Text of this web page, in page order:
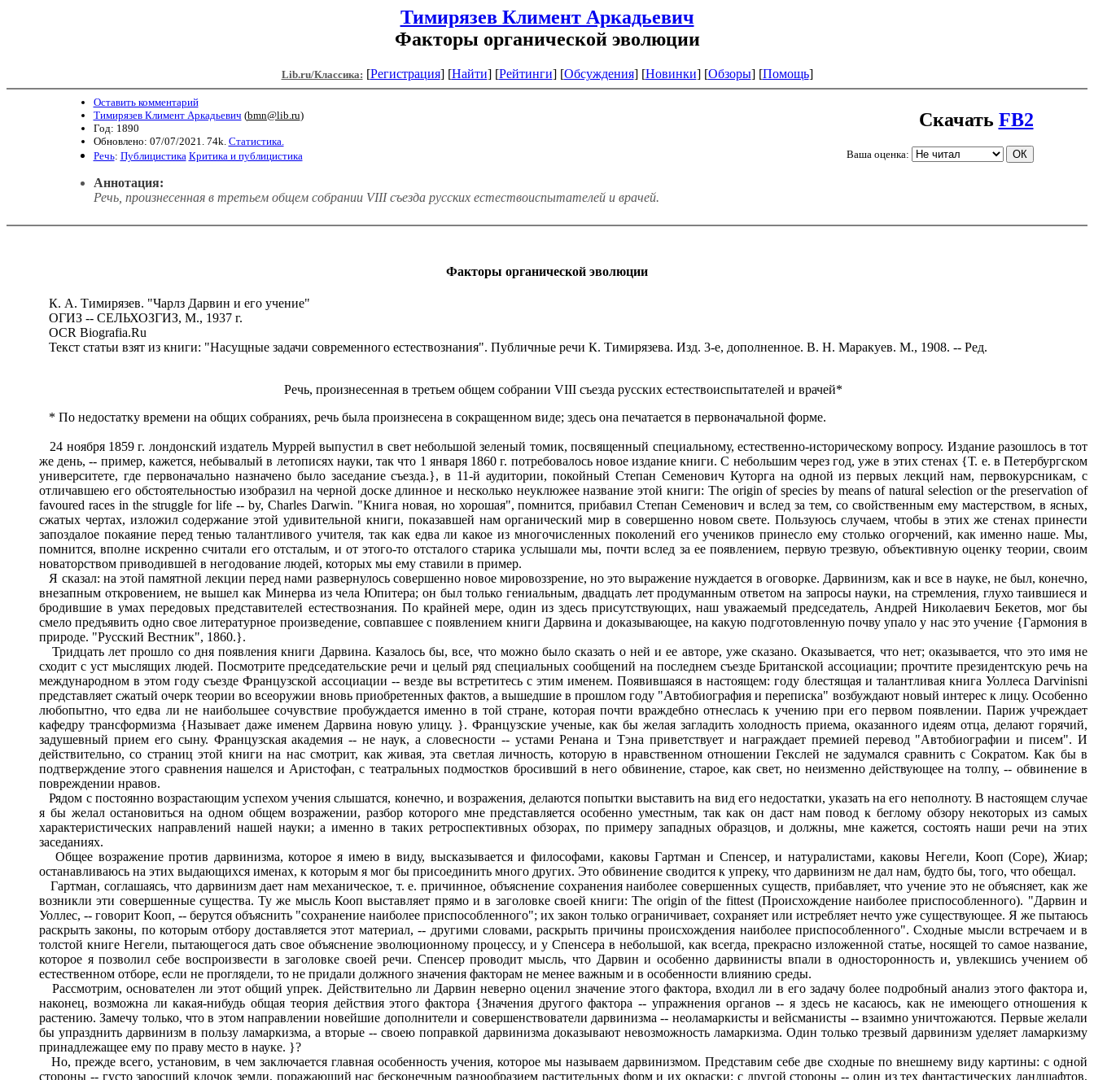
Тимирязев Климент Аркадьевич
Факторы органической эволюции
Lib.ru/Классика: [Регистрация] [Найти] [Рейтинги] [Обсуждения] [Новинки] [Обзоры] [Помощь]
Оставить комментарий
Тимирязев Климент Аркадьевич (bmn@lib.ru)
Год: 1890
Обновлено: 07/07/2021. 74k. Статистика.
Речь: Публицистика Критика и публицистика
Скачать FB2
Ваша оценка:
Аннотация:
Речь, произнесенная в третьем общем собрании VIII съезда русских естествоиспытателей и врачей.
Факторы органической эволюции
К. А. Тимирязев. "Чарлз Дарвин и его учение"
ОГИЗ -- СЕЛЬХОЗГИЗ, М., 1937 г.
OCR Biografia.Ru
Текст статьи взят из книги: "Насущные задачи современного естествознания". Публичные речи К. Тимирязева. Изд. 3-е, дополненное. В. Н. Маракуев. М., 1908. -- Ред.
Речь, произнесенная в третьем общем собрании VIII съезда русских естествоиспытателей и врачей*
* По недостатку времени на общих собраниях, речь была произнесена в сокращенном виде; здесь она печатается в первоначальной форме.
24 ноября 1859 г. лондонский издатель Муррей выпустил в свет небольшой зеленый томик, посвященный специальному, естественно-историческому вопросу. Издание разошлось в тот
же день, -- пример, кажется, небывалый в летописях науки, так что 1 января 1860 г. потребовалось новое издание книги. С небольшим через год, уже в этих стенах {Т. е. в Петербургском
университете, где первоначально назначено было заседание съезда.}, в 11-й аудитории, покойный Степан Семенович Куторга на одной из первых лекций нам, первокурсникам, с
отличавшею его обстоятельностью изобразил на черной доске длинное и несколько неуклюжее название этой книги: The origin of species by means of natural selection or the preservation of
favoured races in the struggle for life -- by, Charles Darwin. "Книга новая, но хорошая", помнится, прибавил Степан Семенович и вслед за тем, со свойственным ему мастерством, в ясных,
сжатых чертах, изложил содержание этой удивительной книги, показавшей нам органический мир в совершенно новом свете. Пользуюсь случаем, чтобы в этих же стенах принести
запоздалое покаяние перед тенью талантливого учителя, так как едва ли какое из многочисленных поколений его учеников принесло ему столько огорчений, как именно наше. Мы,
помнится, вполне искренно считали его отсталым, и от этого-то отсталого старика услышали мы, почти вслед за ее появлением, первую трезвую, объективную оценку теории, своим
новаторством приводившей в негодование людей, которых мы ему ставили в пример.
Я сказал: на этой памятной лекции перед нами развернулось совершенно новое мировоззрение, но это выражение нуждается в оговорке. Дарвинизм, как и все в науке, не был, конечно,
внезапным откровением, не вышел как Минерва из чела Юпитера; он был только гениальным, двадцать лет продуманным ответом на запросы науки, на стремления, глухо таившиеся и
бродившие в умах передовых представителей естествознания. По крайней мере, один из здесь присутствующих, наш уважаемый председатель, Андрей Николаевич Бекетов, мог бы
смело предъявить одно свое литературное произведение, совпавшее с появлением книги Дарвина и доказывающее, на какую подготовленную почву упало у нас это учение {Гармония в
природе. "Русский Вестник", 1860.}.
Тридцать лет прошло со дня появления книги Дарвина. Казалось бы, все, что можно было сказать о ней и ее авторе, уже сказано. Оказывается, что нет; оказывается, что это имя не
сходит с уст мыслящих людей. Посмотрите председательские речи и целый ряд специальных сообщений на последнем съезде Британской ассоциации; прочтите президентскую речь на
международном в этом году съезде Французской ассоциации -- везде вы встретитесь с этим именем. Появившаяся в настоящем: году блестящая и талантливая книга Уоллеса Darvinisni
представляет сжатый очерк теории во всеоружии вновь приобретенных фактов, а вышедшие в прошлом году "Автобиография и переписка" возбуждают новый интерес к лицу. Особенно
любопытно, что едва ли не наибольшее сочувствие пробуждается именно в той стране, которая почти враждебно отнеслась к учению при его первом появлении. Париж учреждает
кафедру трансформизма {Называет даже именем Дарвина новую улицу. }. Французские ученые, как бы желая загладить холодность приема, оказанного идеям отца, делают горячий,
задушевный прием его сыну. Французская академия -- не наук, а словесности -- устами Ренана и Тэна приветствует и награждает премией перевод "Автобиографии и писем". И
действительно, со страниц этой книги на нас смотрит, как живая, эта светлая личность, которую в нравственном отношении Гекслей не задумался сравнить с Сократом. Как бы в
подтверждение этого сравнения нашелся и Аристофан, с театральных подмостков бросивший в него обвинение, старое, как свет, но неизменно действующее на толпу, -- обвинение в
повреждении нравов.
Рядом с постоянно возрастающим успехом учения слышатся, конечно, и возражения, делаются попытки выставить на вид его недостатки, указать на его неполноту. В настоящем случае
я бы желал остановиться на одном общем возражении, разбор которого мне представляется особенно уместным, так как он даст нам повод к беглому обзору некоторых из самых
характеристических направлений нашей науки; а именно в таких ретроспективных обзорах, по примеру западных образцов, и должны, мне кажется, состоять наши речи на этих
заседаниях.
Общее возражение против дарвинизма, которое я имею в виду, высказывается и философами, каковы Гартман и Спенсер, и натуралистами, каковы Негели, Кооп (Соре), Жиар;
останавливаюсь на этих выдающихся именах, к которым я мог бы присоединить много других. Это обвинение сводится к упреку, что дарвинизм не дал нам, будто бы, того, что обещал.
Гартман, соглашаясь, что дарвинизм дает нам механическое, т. е. причинное, объяснение сохранения наиболее совершенных существ, прибавляет, что учение это не объясняет, как же
возникли эти совершенные существа. Ту же мысль Кооп выставляет прямо и в заголовке своей книги: The origin of the fittest (Происхождение наиболее приспособленного). "Дарвин и
Уоллес, -- говорит Кооп, -- берутся объяснить "сохранение наиболее приспособленного"; их закон только ограничивает, сохраняет или истребляет нечто уже существующее. Я же пытаюсь
раскрыть законы, по которым отбору доставляется этот материал, -- другими словами, раскрыть причины происхождения наиболее приспособленного". Сходные мысли встречаем и в
толстой книге Негели, пытающегося дать свое объяснение эволюционному процессу, и у Спенсера в небольшой, как всегда, прекрасно изложенной статье, носящей то самое название,
которое я позволил себе воспроизвести в заголовке своей речи. Спенсер проводит мысль, что Дарвин и особенно дарвинисты впали в односторонность и, увлекшись учением об
естественном отборе, если не проглядели, то не придали должного значения факторам не менее важным и в особенности влиянию среды.
Рассмотрим, основателен ли этот общий упрек. Действительно ли Дарвин неверно оценил значение этого фактора, входил ли в его задачу более подробный анализ этого фактора и,
наконец, возможна ли какая-нибудь общая теория действия этого фактора {Значения другого фактора -- упражнения органов -- я здесь не касаюсь, как не имеющего отношения к
растению. Замечу только, что в этом направлении новейшие дополнители и совершенствователи дарвинизма -- неоламаркисты и вейсманисты -- взаимно уничтожаются. Первые желали
бы упразднить дарвинизм в пользу ламаркизма, а вторые -- своею поправкой дарвинизма доказывают невозможность ламаркизма. Один только трезвый дарвинизм уделяет ламаркизму
принадлежащее ему по праву место в науке. }?
Но, прежде всего, установим, в чем заключается главная особенность учения, которое мы называем дарвинизмом. Представим себе две сходные по внешнему виду картины: с одной
стороны -- густо заросший клочок земли, поражающий нас бесконечным разнообразием растительных форм и их окраски; с другой стороны -- один из тех фантастических ландшафтов,